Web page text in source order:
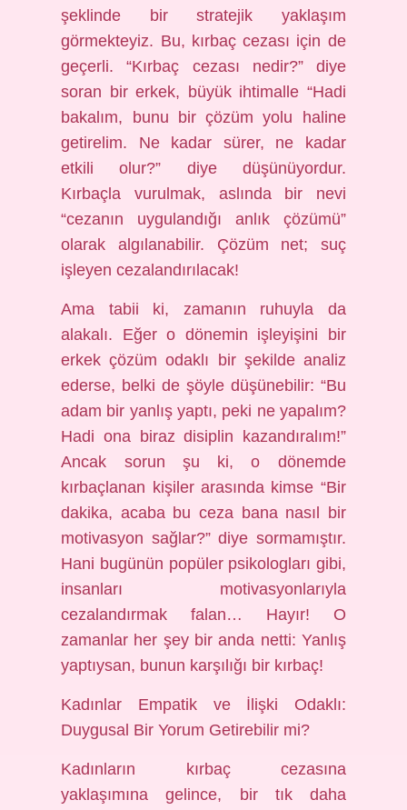
şeklinde bir stratejik yaklaşım
görmekteyiz. Bu, kırbaç cezası için de
geçerli. “Kırbaç cezası nedir?” diye
soran bir erkek, büyük ihtimalle “Hadi
bakalım, bunu bir çözüm yolu haline
getirelim. Ne kadar sürer, ne kadar
etkili olur?” diye düşünüyordur.
Kırbaçla vurulmak, aslında bir nevi
“cezanın uygulandığı anlık çözümü”
olarak algılanabilir. Çözüm net; suç
işleyen cezalandırılacak!
Ama tabii ki, zamanın ruhuyla da
alakalı. Eğer o dönemin işleyişini bir
erkek çözüm odaklı bir şekilde analiz
ederse, belki de şöyle düşünebilir: “Bu
adam bir yanlış yaptı, peki ne yapalım?
Hadi ona biraz disiplin kazandıralım!”
Ancak sorun şu ki, o dönemde
kırbaçlanan kişiler arasında kimse “Bir
dakika, acaba bu ceza bana nasıl bir
motivasyon sağlar?” diye sormamıştır.
Hani bugünün popüler psikologları gibi,
insanları motivasyonlarıyla
cezalandırmak falan… Hayır! O
zamanlar her şey bir anda netti: Yanlış
yaptıysan, bunun karşılığı bir kırbaç!
Kadınlar Empatik ve İlişki Odaklı:
Duygusal Bir Yorum Getirebilir mi?
Kadınların kırbaç cezasına
yaklaşımına gelince, bir tık daha